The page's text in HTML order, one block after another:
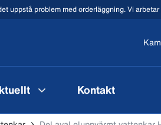
uppstå problem med orderläggning. Vi
Kontakt